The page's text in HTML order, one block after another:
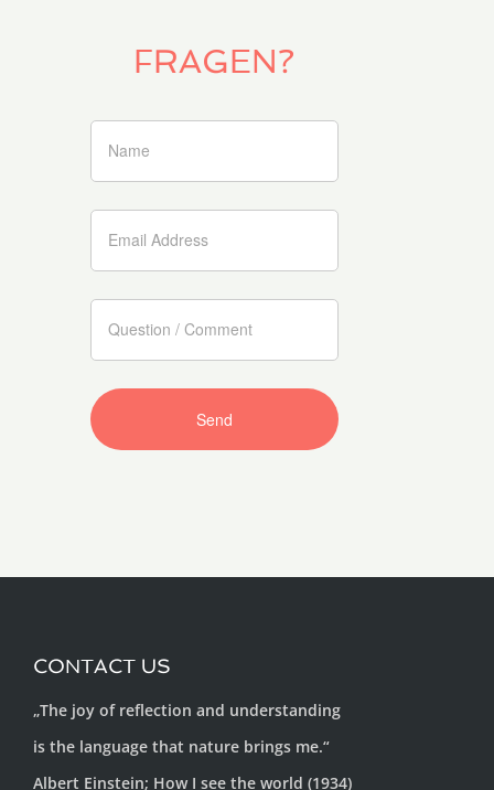
FRAGEN?
CONTACT US
„The joy of reflection and understanding
is the language that nature brings me.“
Albert Einstein; How I see the world (1934)